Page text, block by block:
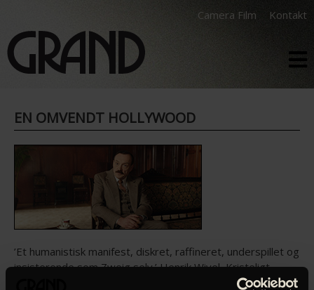
Camera Film Kontakt
EN OMVENDT HOLLYWOOD
’Et humanistisk manifest, diskret, raffineret, underspillet og
insisterende som Zweig selv.’ Henrik Wivel, Kristeligt
Dagblad (6 stjerner) ’Tysk film laver en omvendt